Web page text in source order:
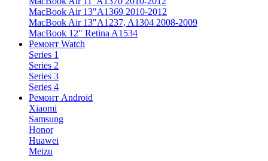
MacBook Air 13"A1369 2010-2012
MacBook Air 13"A1237, A1304 2008-2009
MacBook 12" Retina A1534
Ремонт Watch
Series 1
Series 2
Series 3
Series 4
Ремонт Android
Xiaomi
Samsung
Honor
Huawei
Meizu